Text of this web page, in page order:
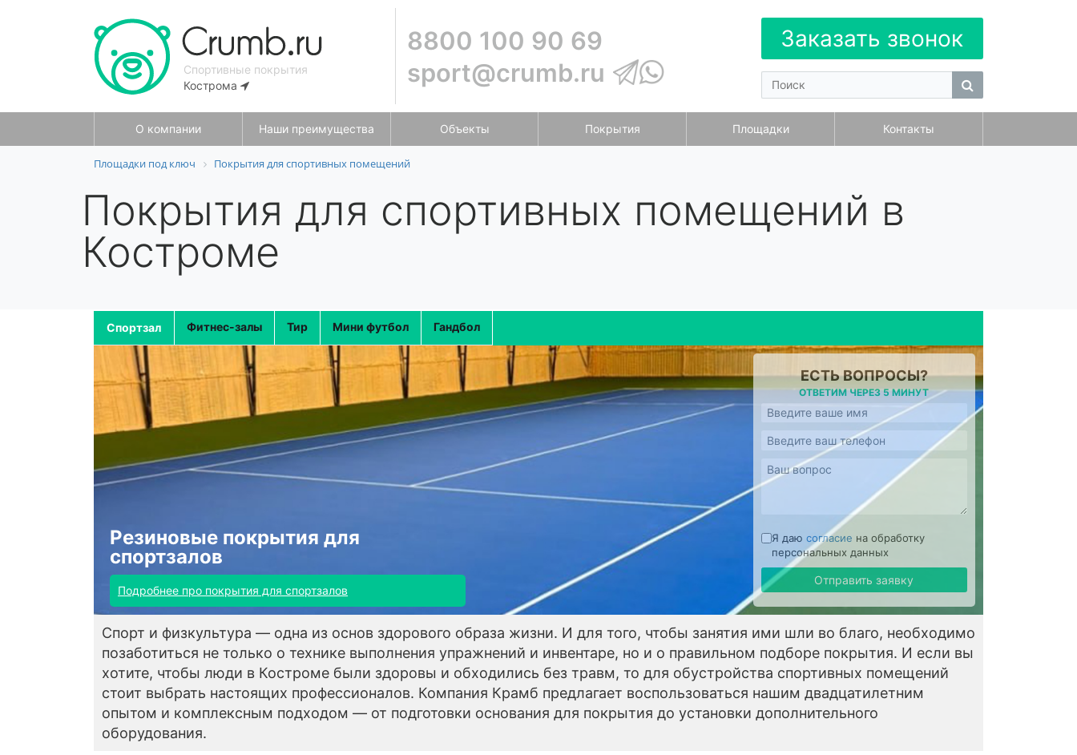
Спортивные покрытия
Кострома
8800 100 90 69
sport@crumb.ru
Заказать звонок
О компании Наши преимущества Объекты Покрытия Площадки Контакты
Площадки под ключ Покрытия для спортивных помещений
Покрытия для спортивных помещений в
Костроме
Спортзал Фитнес-залы Тир Мини футбол Гандбол
Резиновые покрытия для
спортзалов
Подробнее про покрытия для спортзалов
ЕСТЬ ВОПРОСЫ?
ОТВЕТИМ ЧЕРЕЗ 5 МИНУТ
Я даю согласие на обработку
персональных данных
Отправить заявку
Спорт и физкультура — одна из основ здорового образа жизни. И для того, чтобы занятия ими шли во благо, необходимо
позаботиться не только о технике выполнения упражнений и инвентаре, но и о правильном подборе покрытия. И если вы
хотите, чтобы люди в Костроме были здоровы и обходились без травм, то для обустройства спортивных помещений
стоит выбрать настоящих профессионалов. Компания Крамб предлагает воспользоваться нашим двадцатилетним
опытом и комплексным подходом — от подготовки основания для покрытия до установки дополнительного
оборудования.